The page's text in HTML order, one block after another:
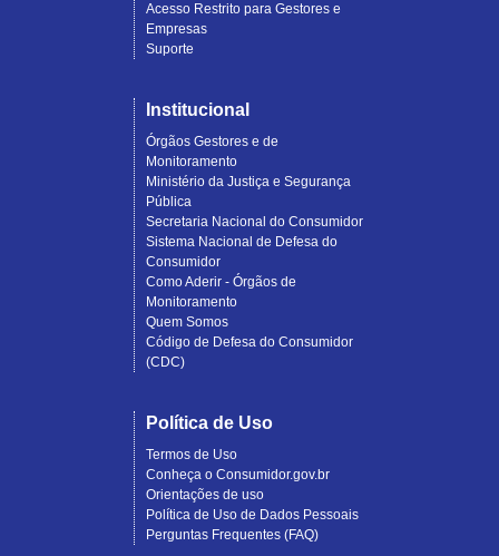
Acesso Restrito para Gestores e
Empresas
Suporte
Institucional
Órgãos Gestores e de
Monitoramento
Ministério da Justiça e Segurança
Pública
Secretaria Nacional do Consumidor
Sistema Nacional de Defesa do
Consumidor
Como Aderir - Órgãos de
Monitoramento
Quem Somos
Código de Defesa do Consumidor
(CDC)
Política de Uso
Termos de Uso
Conheça o Consumidor.gov.br
Orientações de uso
Política de Uso de Dados Pessoais
Perguntas Frequentes (FAQ)